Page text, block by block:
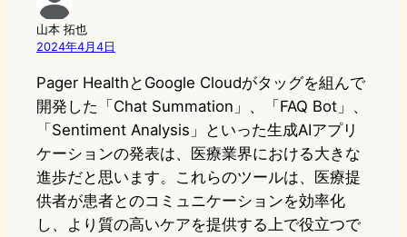
山本 拓也
2024年4月4日
Pager HealthとGoogle Cloudがタッグを組んで
開発した「Chat Summation」、「FAQ Bot」、
「Sentiment Analysis」といった生成AIアプリ
ケーションの発表は、医療業界における大きな
進歩だと思います。これらのツールは、医療提
供者が患者とのコミュニケーションを効率化
し、より質の高いケアを提供する上で役立つで